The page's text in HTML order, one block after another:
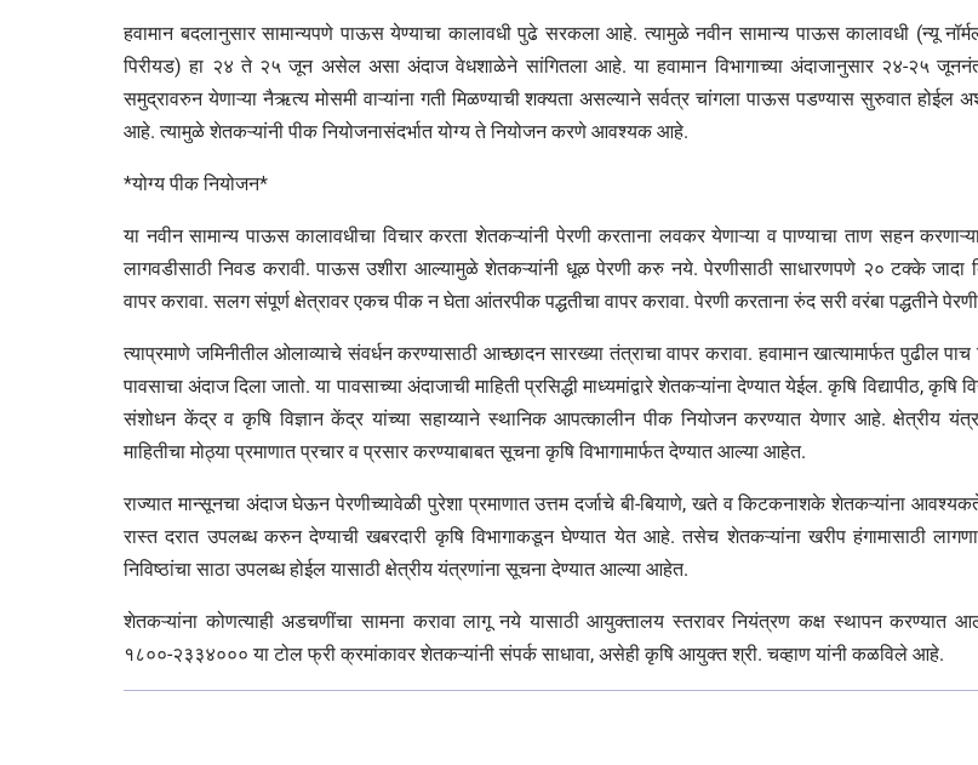
हवामान बदलानुसार सामान्यपणे पाऊस येण्याचा कालावधी पुढे सरकला आहे. त्यामुळे नवीन सामान्य पाऊस कालावधी (न्यू
पिरीयड) हा २४ ते २५ जून असेल असा अंदाज वेधशाळेने सांगितला आहे. या हवामान विभागाच्या अंदाजानुसार २४-२५
समुद्रावरुन येणाऱ्या नैऋत्य मोसमी वाऱ्यांना गती मिळण्याची शक्यता असल्याने सर्वत्र चांगला पाऊस पडण्यास सुरुवात होईल
आहे. त्यामुळे शेतकऱ्यांनी पीक नियोजनासंदर्भात योग्य ते नियोजन करणे आवश्यक आहे.
*योग्य पीक नियोजन*
या नवीन सामान्य पाऊस कालावधीचा विचार करता शेतकऱ्यांनी पेरणी करताना लवकर येणाऱ्या व पाण्याचा ताण सहन
लागवडीसाठी निवड करावी. पाऊस उशीरा आल्यामुळे शेतकऱ्यांनी धूळ पेरणी करु नये. पेरणीसाठी साधारणपणे २० टक्के जादा
वापर करावा. सलग संपूर्ण क्षेत्रावर एकच पीक न घेता आंतरपीक पद्धतीचा वापर करावा. पेरणी करताना रुंद सरी वरंबा पद्धतीने
त्याप्रमाणे जमिनीतील ओलाव्याचे संवर्धन करण्यासाठी आच्छादन सारख्या तंत्राचा वापर करावा. हवामान खात्यामार्फत पुढील पाच
पावसाचा अंदाज दिला जातो. या पावसाच्या अंदाजाची माहिती प्रसिद्धी माध्यमांद्वारे शेतकऱ्यांना देण्यात येईल. कृषि विद्यापीठ, कृषि
संशोधन केंद्र व कृषि विज्ञान केंद्र यांच्या सहाय्याने स्थानिक आपत्कालीन पीक नियोजन करण्यात येणार आहे. क्षेत्रीय
माहितीचा मोठ्या प्रमाणात प्रचार व प्रसार करण्याबाबत सूचना कृषि विभागामार्फत देण्यात आल्या आहेत.
राज्यात मान्सूनचा अंदाज घेऊन पेरणीच्यावेळी पुरेशा प्रमाणात उत्तम दर्जाचे बी-बियाणे, खते व किटकनाशके शेतकऱ्यांना
रास्त दरात उपलब्ध करुन देण्याची खबरदारी कृषि विभागाकडून घेण्यात येत आहे. तसेच शेतकऱ्यांना खरीप हंगामासाठी
निविष्ठांचा साठा उपलब्ध होईल यासाठी क्षेत्रीय यंत्रणांना सूचना देण्यात आल्या आहेत.
शेतकऱ्यांना कोणत्याही अडचणींचा सामना करावा लागू नये यासाठी आयुक्तालय स्तरावर नियंत्रण कक्ष स्थापन करण्यात
१८००-२३३४००० या टोल फ्री क्रमांकावर शेतकऱ्यांनी संपर्क साधावा, असेही कृषि आयुक्त श्री. चव्हाण यांनी कळविले आहे.